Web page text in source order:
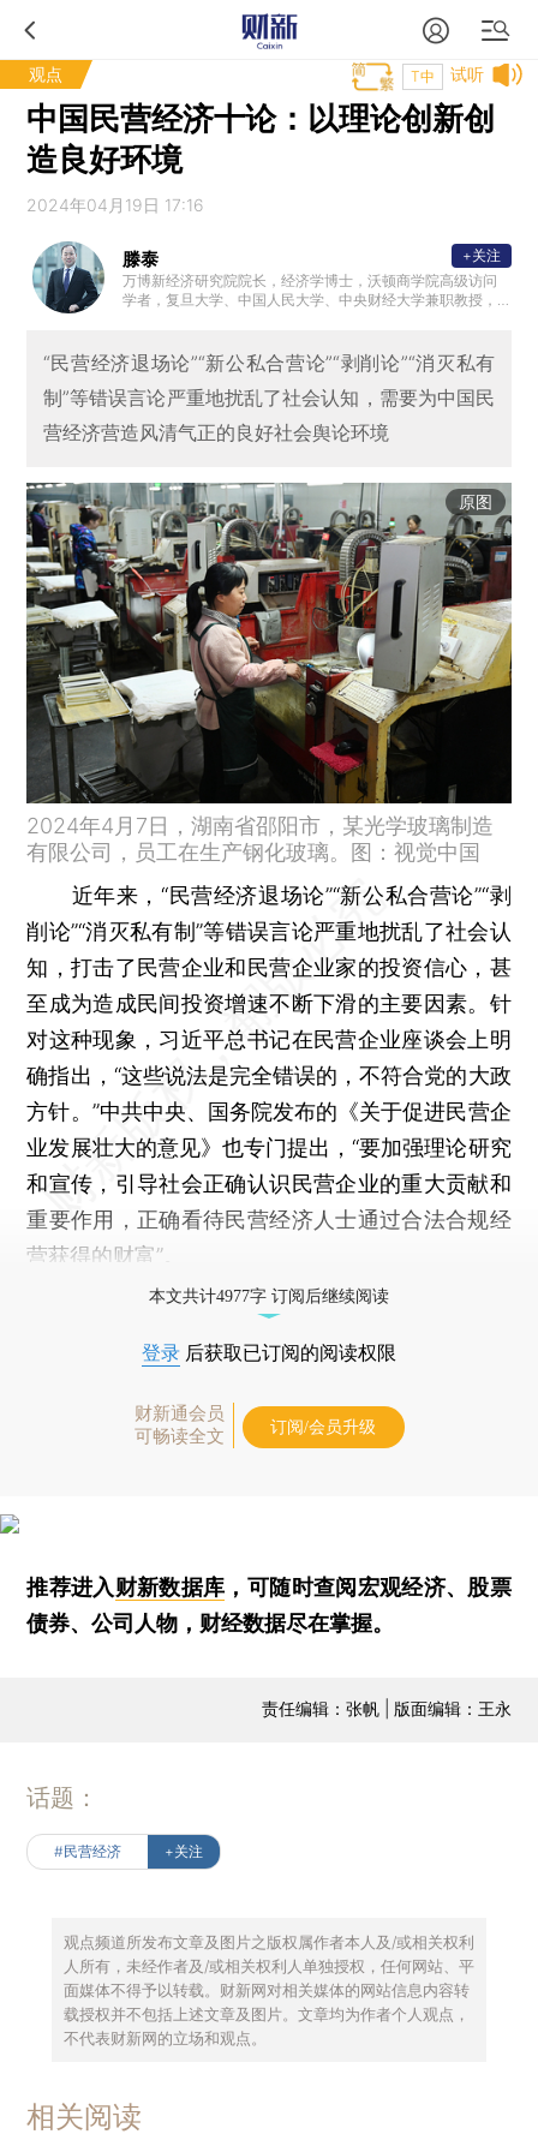
观点 试听
T中
中国民营经济十论：以理论创新创
造良好环境
2024年04月19日 17:16
滕泰
万博新经济研究院院长，经济学博士，沃顿商学院高级访问
学者，复旦大学、中国人民大学、中央财经大学兼职教授，
学家。2012年发表《新供给主义宣言》，最早呼吁供给侧改
革，是新供给经济学、软价值理论的提出者。
+关注
“民营经济退场论”“新公私合营论”“剥削论”“消灭私有
制”等错误言论严重地扰乱了社会认知，需要为中国民
营经济营造风清气正的良好社会舆论环境
原图
2024年4月7日，湖南省邵阳市，某光学玻璃制造
有限公司，员工在生产钢化玻璃。图：视觉中国
近年来，“民营经济退场论”“新公私合营论”“剥
削论”“消灭私有制”等错误言论严重地扰乱了社会认
知，打击了民营企业和民营企业家的投资信心，甚
至成为造成民间投资增速不断下滑的主要因素。针
对这种现象，习近平总书记在民营企业座谈会上明
确指出，“这些说法是完全错误的，不符合党的大政
方针。”中共中央、国务院发布的《关于促进民营企
业发展壮大的意见》也专门提出，“要加强理论研究
和宣传，引导社会正确认识民营企业的重大贡献和
重要作用，正确看待民营经济人士通过合法合规经
营获得的财富”。
本文共计4977字 订阅后继续阅读
登录 后获取已订阅的阅读权限
财新通会员
可畅读全文
订阅/会员升级
推荐进入财新数据库 ，可随时查阅宏观经济、股票
债券、公司人物，财经数据尽在掌握。
责任编辑：张帆 | 版面编辑：王永
话题：
#民营经济 +关注
观点频道所发布文章及图片之版权属作者本人及/或相关权利
人所有，未经作者及/或相关权利人单独授权，任何网站、平
面媒体不得予以转载。财新网对相关媒体的网站信息内容转
载授权并不包括上述文章及图片。文章均为作者个人观点，
不代表财新网的立场和观点。
相关阅读